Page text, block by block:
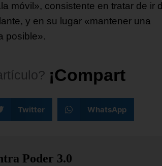
móvil», consistente en tratar de ir
y en su lugar «mantener una
posible».
¡Compart
Twitter WhatsApp
Poder 3.0